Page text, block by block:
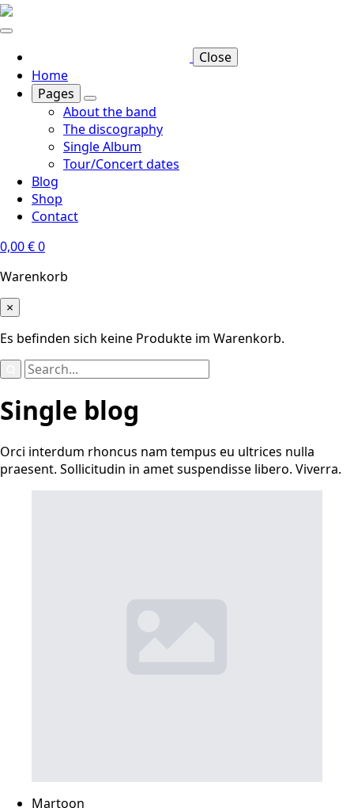
Skip
to
main
content
Close
Home
Pages
About the band
The discography
Single Album
Tour/Concert dates
Blog
Shop
Contact
0,00€0
Warenkorb
×
Es befinden sich keine Produkte im Warenkorb.
Search
Single blog
Orci interdum rhoncus nam tempus eu ultrices nulla
praesent. Sollicitudin in amet suspendisse libero. Viverra.
Martoon